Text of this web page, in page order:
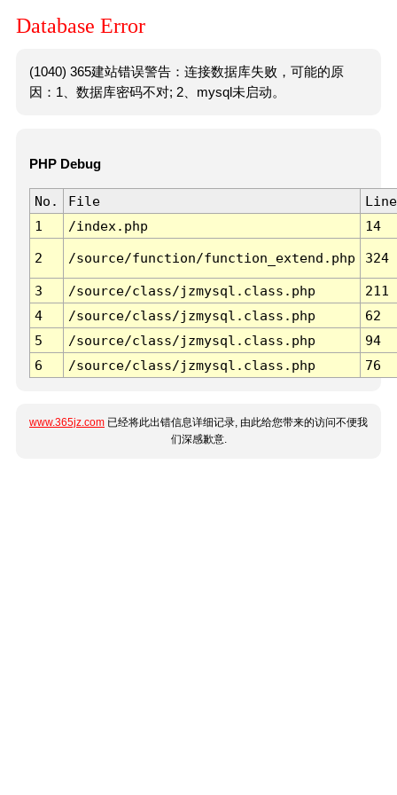
Database Error
(1040) 365建站错误警告：连接数据库失败，可能的原
因：1、数据库密码不对; 2、mysql未启动。
PHP Debug
No. File
Line
1
/index.php 14
2 /source/function/function_extend.php 324
3 /source/class/jzmysql.class.php
211
4
/source/class/jzmysql.class.php
62
5
/source/class/jzmysql.class.php
94
6
/source/class/jzmysql.class.php 76
www.365jz.com 已经将此出错信息详细记录, 由此给您带来的访问不便我
们深感歉意.